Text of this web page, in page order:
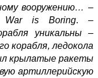
вооружению… –
War is Boring. –
уникальны –
корабля, ледокола
крылатые ракеты
артиллерийскую